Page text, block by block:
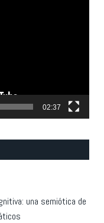
02:37
una semiótica de